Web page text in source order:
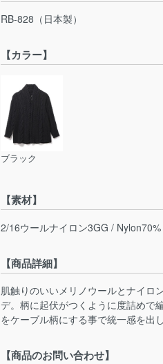
RB-828（日本製）
【カラー】
ブラック
【素材】
2/16ウールナイロン3GG /
【商品詳細】
肌触りのいいメリノウールとナイロ
デ。柄に起伏がつくように度詰めで
をケーブル柄にする事で統一感を出
【商品のお問い合わせ】